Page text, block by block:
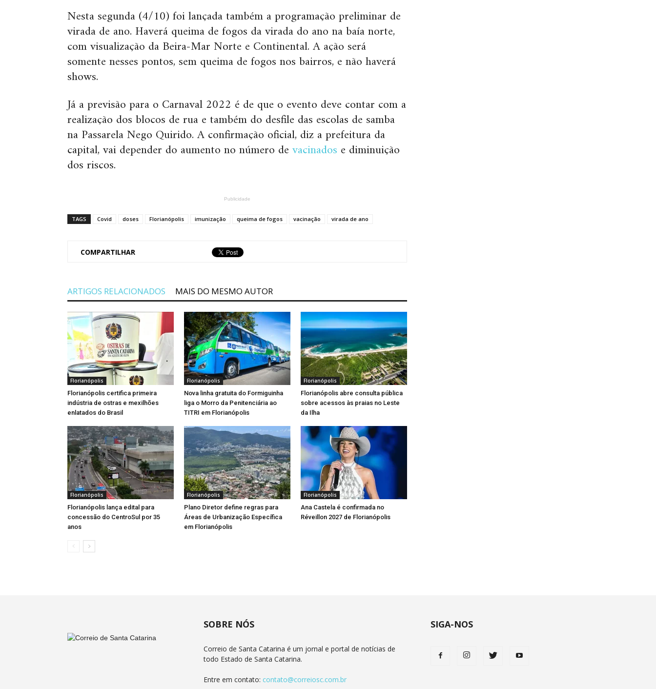
Nesta segunda (4/10) foi lançada também a programação preliminar de
virada de ano. Haverá queima de fogos da virada do ano na baía norte,
com visualização da Beira-Mar Norte e Continental. A ação será
somente nesses pontos, sem queima de fogos nos bairros, e não haverá
shows.
Já a previsão para o Carnaval 2022 é de que o evento deve contar com a
realização dos blocos de rua e também do desfile das escolas de samba
na Passarela Nego Quirido. A confirmação oficial, diz a prefeitura da
capital, vai depender do aumento no número devacinados e diminuição
dos riscos.
Publicidade
TAGS Covid doses Florianópolis imunização queima de fogos vacinação virada de ano
COMPARTILHAR
ARTIGOS RELACIONADOS MAIS DO MESMO AUTOR
Florianópolis
Florianópolis certifica primeira
indústria de ostras e mexilhões
enlatados do Brasil
Florianópolis
Nova linha gratuita do Formiguinha
liga o Morro da Penitenciária ao
TITRI em Florianópolis
Florianópolis
Florianópolis abre consulta pública
sobre acessos às praias no Leste
da Ilha
Florianópolis
Florianópolis lança edital para
concessão do CentroSul por 35
anos
Florianópolis
Plano Diretor define regras para
Áreas de Urbanização Específica
em Florianópolis
Florianópolis
Ana Castela é confirmada no
Réveillon 2027 de Florianópolis
SOBRE NÓS
Correio de Santa Catarina é um jornal e portal de notícias de
todo Estado de Santa Catarina.
Entre em contato: contato@correiosc.com.br
SIGA-NOS